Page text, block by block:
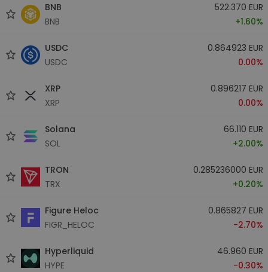
BNB
BNB
522.370 EUR
+1.60%
USDC
USDC
0.864923 EUR
0.00%
XRP
XRP
0.896217 EUR
0.00%
Solana
SOL
66.110 EUR
+2.00%
TRON
TRX
0.285236000 EUR
+0.20%
Figure Heloc
FIGR_HELOC
0.865827 EUR
-2.70%
Hyperliquid
HYPE
46.960 EUR
-0.30%